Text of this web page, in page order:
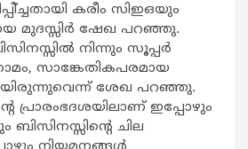
കരീം സിഇഒയും
മുദസ്സിര്‍ ഷേഖ പറഞ്ഞു.
നിന്നും സൂപ്പര്‍
സാങ്കേതികപരമായ
ശേഖ പറഞ്ഞു.
പ്രാരംഭദശയിലാണ് ഇപ്പോഴും
ചില